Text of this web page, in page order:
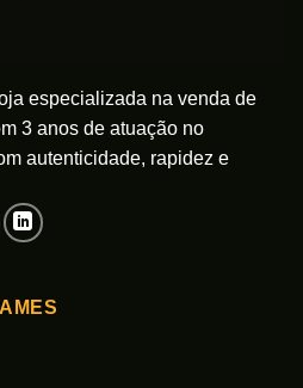
especializada na venda de
3 anos de atuação no
autenticidade, rapidez e